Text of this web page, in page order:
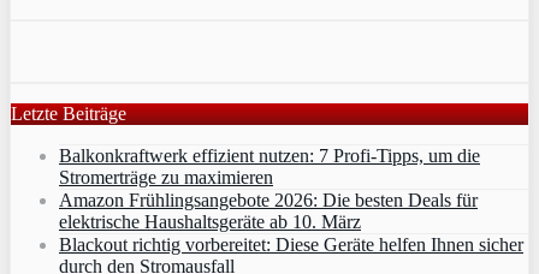
Letzte Beiträge
Balkonkraftwerk effizient nutzen: 7 Profi-Tipps, um die
Stromerträge zu maximieren
Amazon Frühlingsangebote 2026: Die besten Deals für
elektrische Haushaltsgeräte ab 10. März
Blackout richtig vorbereitet: Diese Geräte helfen Ihnen sicher
durch den Stromausfall